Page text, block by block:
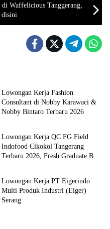
Waffelicious Tanggerang,
disini
Lowongan Kerja Fashion
Consultant di Nobby Karawaci &
Nobby Bintaro Terbaru 2026
LOKER TANGERANG
Lowongan Kerja QC FG Field
Indofood Cikokol Tangerang
Terbaru 2026, Fresh Graduate Bisa
LOKER PT
Lowongan Kerja PT Eigerindo
Multi Produk Industri (Eiger)
Serang